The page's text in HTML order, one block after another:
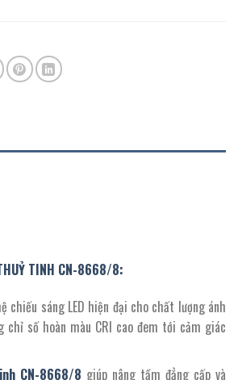
TINH CN-8668/8:
chiếu sáng LED hiện đại cho chất lượng ánh
chỉ số hoàn màu CRI cao đem tới cảm giác
CN-8668/8 giúp nâng tầm đẳng cấp và